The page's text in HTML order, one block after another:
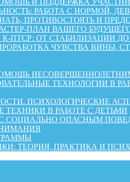
И ПОДДЕРЖКА
РАБОТА С НОРМОЙ,
ПРОТИВОСТОЯТЬ И
ВАШЕГО
К-ПТСР: ОТ СТАБИЛИЗАЦИИ
ЧУВСТВА ВИНЫ,
ТЕХНОЛОГИИ В
ПСИХОЛОГИЧЕСКИЕ
ТЕХНИКИ В РАБОТЕ С ДЕТЬМИ
СОЦИАЛЬНО ОПАСНЫМ
ТЕОРИЯ, ПРАКТИКА И